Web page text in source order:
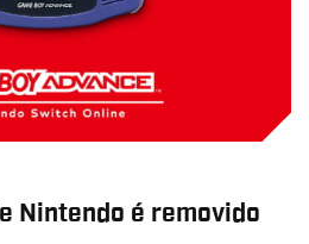
Nintendo é removido